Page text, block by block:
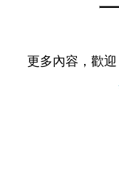
更多內容，歡迎